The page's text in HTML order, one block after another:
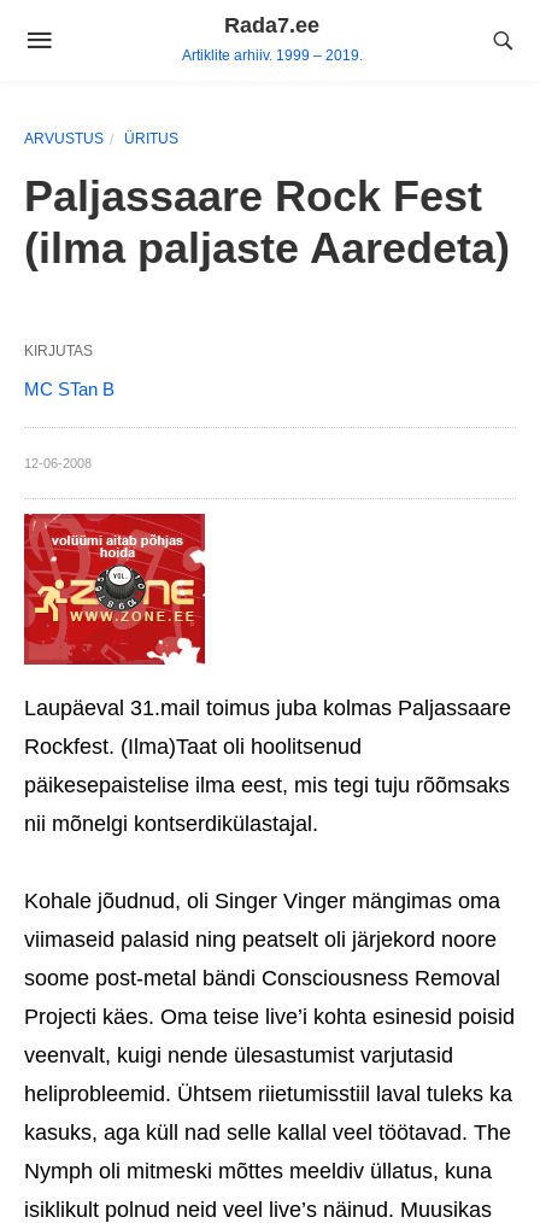
Rada7.ee
Artiklite arhiiv. 1999 – 2019.
ARVUSTUS ÜRITUS
Paljassaare Rock Fest
(ilma paljaste Aaredeta)
KIRJUTAS
MC STan B
12-06-2008
Laupäeval 31.mail toimus juba kolmas Paljassaare
Rockfest. (Ilma)Taat oli hoolitsenud
päikesepaistelise ilma eest, mis tegi tuju rõõmsaks
nii mõnelgi kontserdikülastajal.
Kohale jõudnud, oli Singer Vinger mängimas oma
viimaseid palasid ning peatselt oli järjekord noore
soome post-metal bändi Consciousness Removal
Projecti käes. Oma teise live’i kohta esinesid poisid
veenvalt, kuigi nende ülesastumist varjutasid
heliprobleemid. Ühtsem riietumisstiil laval tuleks ka
kasuks, aga küll nad selle kallal veel töötavad. The
Nymph oli mitmeski mõttes meeldiv üllatus, kuna
isiklikult polnud neid veel live’s näinud. Muusikas